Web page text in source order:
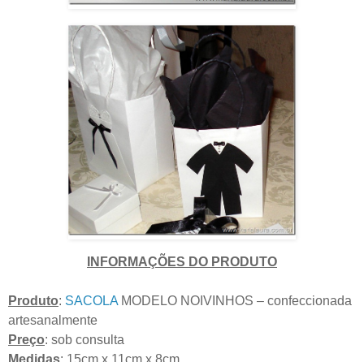
INFORMAÇÕES DO PRODUTO
Produto: SACOLAMODELO NOIVINHOS – confeccionada
artesanalmente
Preço: sob consulta